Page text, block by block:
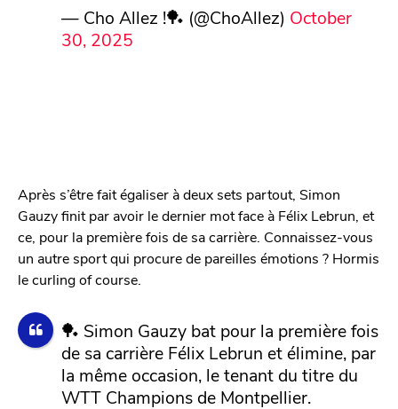
— Cho Allez !🏓 (@ChoAllez) October
30, 2025
Après s’être fait égaliser à deux sets partout, Simon
Gauzy finit par avoir le dernier mot face à Félix Lebrun, et
ce, pour la première fois de sa carrière. Connaissez-vous
un autre sport qui procure de pareilles émotions ? Hormis
le curling of course.
🏓 Simon Gauzy bat pour la première fois
de sa carrière Félix Lebrun et élimine, par
la même occasion, le tenant du titre du
WTT Champions de Montpellier.